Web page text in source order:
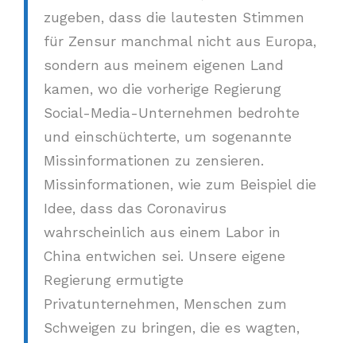
zugeben, dass die lautesten Stimmen
für Zensur manchmal nicht aus Europa,
sondern aus meinem eigenen Land
kamen, wo die vorherige Regierung
Social-Media-Unternehmen bedrohte
und einschüchterte, um sogenannte
Missinformationen zu zensieren.
Missinformationen, wie zum Beispiel die
Idee, dass das Coronavirus
wahrscheinlich aus einem Labor in
China entwichen sei. Unsere eigene
Regierung ermutigte
Privatunternehmen, Menschen zum
Schweigen zu bringen, die es wagten,